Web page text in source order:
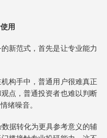
用
新范式，首先是让专业能力
构手中，普通用户很难真正
点，普通投资者也难以判断
绪噪音。
据转化为更具参考意义的辅